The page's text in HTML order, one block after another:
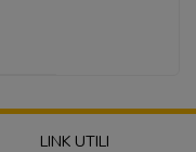
LINK UTILI